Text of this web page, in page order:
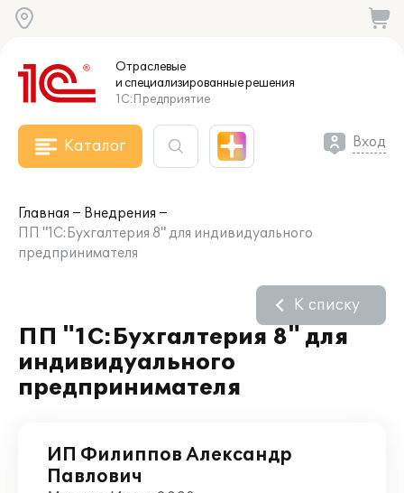
Отраслевые
и специализированныерешения
1С:Предприятие
Каталог Вход
Главная
Внедрения
ПП "1С:Бухгалтерия 8" для индивидуального
предпринимателя
ПП "1С:Бухгалтерия 8" для
индивидуального
предпринимателя
К списку
ИП Филиппов Александр
Павлович